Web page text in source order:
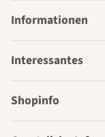
Informationen
Interessantes
Shopinfo